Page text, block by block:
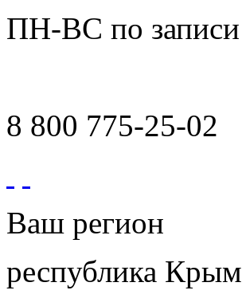
ПН-ВС по записи
8 800 775-25-02
Ваш регион
республика Крым